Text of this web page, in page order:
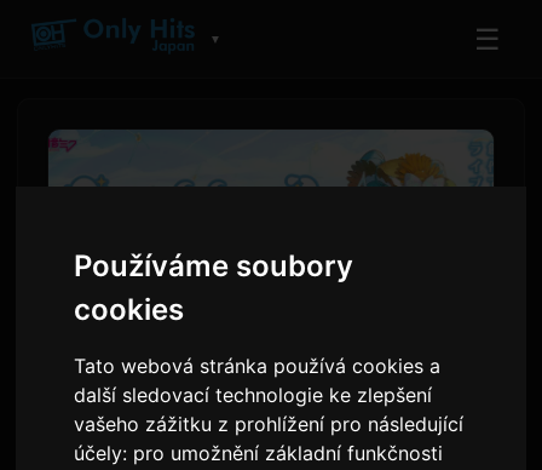
Používáme soubory
cookies
Tato webová stránka používá cookies a
další sledovací technologie ke zlepšení
vašeho zážitku z prohlížení pro následující
účely: pro umožnění základní funkčnosti
▼ ☰
Hatsune Miku oznamuje